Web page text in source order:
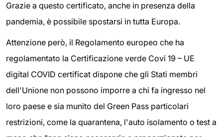
Grazie a questo certificato, anche in presenza della
pandemia, è possibile spostarsi in tutta Europa.
Attenzione però, il Regolamento europeo che ha
regolamentato la Certificazione verde Covi 19 – UE
digital COVID certificat dispone che gli Stati membri
dell'Unione non possono imporre a chi fa ingresso nel
loro paese e sia munito del Green Pass particolari
restrizioni, come la quarantena, l'auto isolamento o test a